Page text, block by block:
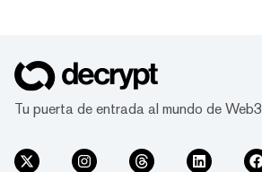
Tu puerta de entrada al mundo de Web3